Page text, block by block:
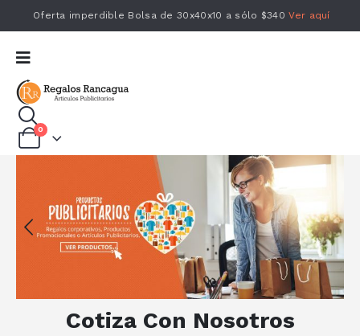
Oferta imperdible Bolsa de 30x40x10 a sólo $340Ver aquí
0
Cotiza Con Nosotros